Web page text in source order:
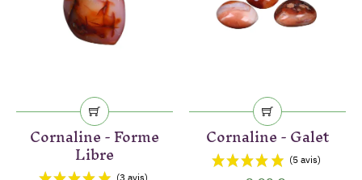
Cornaline - Forme
Libre
Cornaline - Galet